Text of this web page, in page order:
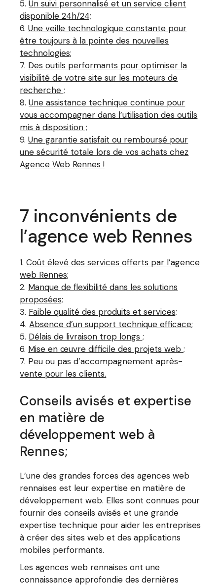
Un suivi personnalisé et un service client
disponible 24h/24;
Une veille technologique constante pour
être toujours à la pointe des nouvelles
technologies;
Des outils performants pour optimiser la
visibilité de votre site sur les moteurs de
recherche ;
Une assistance technique continue pour
vous accompagner dans l’utilisation des outils
mis à disposition ;
Une garantie satisfait ou remboursé pour
une sécurité totale lors de vos achats chez
Agence Web Rennes !
7 inconvénients de
l’agence web Rennes
Coût élevé des services offerts par l’agence
web Rennes;
Manque de flexibilité dans les solutions
proposées;
Faible qualité des produits et services;
Absence d’un support technique efficace;
Délais de livraison trop longs ;
Mise en œuvre difficile des projets web ;
Peu ou pas d’accompagnement après-
vente pour les clients.
Conseils avisés et expertise
en matière de
développement web à
Rennes;
L’une des grandes forces des agences web
rennaises est leur expertise en matière de
développement web. Elles sont connues pour
fournir des conseils avisés et une grande
expertise technique pour aider les entreprises
à créer des sites web et des applications
mobiles performants.
Les agences web rennaises ont une
connaissance approfondie des dernières